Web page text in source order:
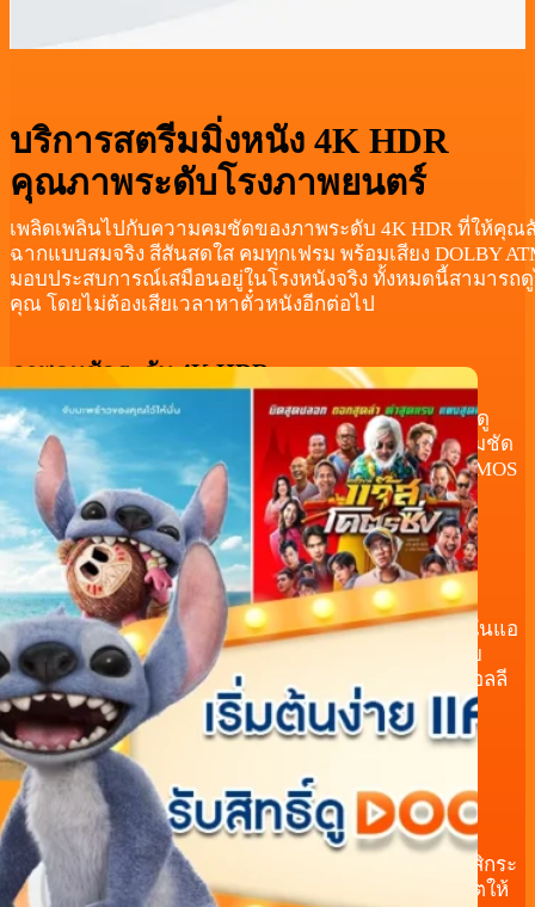
บริการสตรีมมิ่งหนัง 4K HDR
คุณภาพระดับโรงภาพยนตร์
เพลิดเพลินไปกับความคมชัดของภาพระดับ 4K HDR ที่ให้คุณ
ฉากแบบสมจริง สีสันสดใส คมทุกเฟรม พร้อมเสียง DOLBY
มอบประสบการณ์เสมือนอยู่ในโรงหนังจริง ทั้งหมดนี้สามารถ
คุณ โดยไม่ต้องเสียเวลาหาตั๋วหนังอีกต่อไป
ภาพคมชัดระดับ 4K HDR
คุณภาพภาพและเสียงที่สมจริง ชัดเจนทุกเฟรม ไม่ว่าจะดู
ผ่านสมาร์ททีวี กล่อง ANDROID BOX หรือมือถือ ภาพคมชัด
ระดับโรงภาพยนตร์ พร้อมรองรับระบบเสียง DOLBY ATMOS
พากย์ไทย / บรรยายไทย
DOOFLIXTV รวมทุกความต้องการของผู้ชมคนไทยไว้ในแอ
ปเดียว มีให้เลือกทั้ง เสียงพากย์ไทยคุณภาพ และ ซับไทย
ลิขสิทธิ์ สำหรับหนังและซีรีส์ทุกเรื่อง ไม่ว่าจะเป็นหนังฮอลลี
วูด หนังเอเชีย หรือการ์ตูนอนิเมะ
หนังใหม่ หนังคลาสสิก หนังดัง
ไม่ว่าจะเป็น หนังเข้าใหม่ ที่เพิ่งออกจากโรง, หนังคลาสสิกระ
ดับตำนาน, หรือหนังดังจากทุกยุค DOOFLIXTV ก็อัปเดตให้